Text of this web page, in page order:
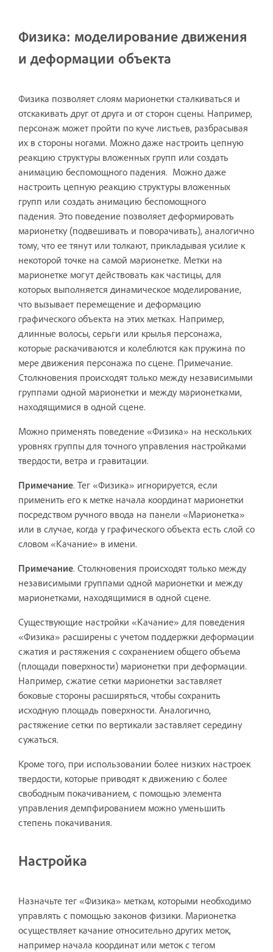
Физика: моделирование движения
и деформации объекта
Физика позволяет слоям марионетки сталкиваться и
отскакивать друг от друга и от сторон сцены. Например,
персонаж может пройти по куче листьев, разбрасывая
их в стороны ногами. Можно даже настроить цепную
реакцию структуры вложенных групп или создать
анимацию беспомощного падения. Можно даже
настроить цепную реакцию структуры вложенных
групп или создать анимацию беспомощного
падения. Это поведение позволяет деформировать
марионетку (подвешивать и поворачивать), аналогично
тому, что ее тянут или толкают, прикладывая усилие к
некоторой точке на самой марионетке. Метки на
марионетке могут действовать как частицы, для
которых выполняется динамическое моделирование,
что вызывает перемещение и деформацию
графического объекта на этих метках. Например,
длинные волосы, серьги или крылья персонажа,
которые раскачиваются и колеблются как пружина по
мере движения персонажа по сцене. Примечание.
Столкновения происходят только между независимыми
группами одной марионетки и между марионетками,
находящимися в одной сцене.
Можно применять поведение «Физика» на нескольких
уровнях группы для точного управления настройками
твердости, ветра и гравитации.
Примечание. Тег «Физика» игнорируется, если
применить его к метке начала координат марионетки
посредством ручного ввода на панели «Марионетка»
или в случае, когда у графического объекта есть слой со
словом «Качание» в имени.
Примечание. Столкновения происходят только между
независимыми группами одной марионетки и между
марионетками, находящимися в одной сцене.
Существующие настройки «Качание» для поведения
«Физика» расширены с учетом поддержки деформации
сжатия и растяжения с сохранением общего объема
(площади поверхности) марионетки при деформации.
Например, сжатие сетки марионетки заставляет
боковые стороны расширяться, чтобы сохранить
исходную площадь поверхности. Аналогично,
растяжение сетки по вертикали заставляет середину
сужаться.
Кроме того, при использовании более низких настроек
твердости, которые приводят к движению с более
свободным покачиванием, с помощью элемента
управления демпфированием можно уменьшить
степень покачивания.
Настройка
Назначьте тег «Физика» меткам, которыми необходимо
управлять с помощью законов физики. Марионетка
осуществляет качание относительно других меток,
например начала координат или меток с тегом